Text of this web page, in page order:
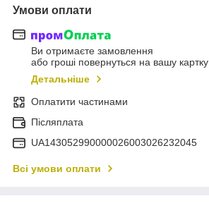
Умови оплати
Ви отримаєте замовлення
або гроші повернуться на вашу картку
Детальніше
Оплатити частинами
Післяплата
UA143052990000026003026232045
Всі умови оплати